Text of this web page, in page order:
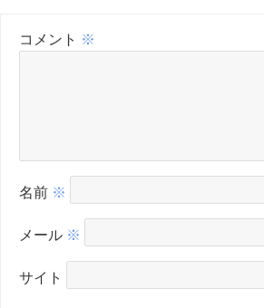
コメント ※
名前 ※
メール ※
サイト